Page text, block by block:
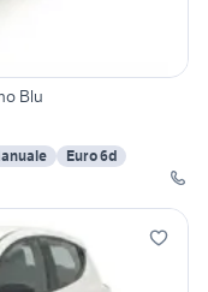
Blu
Euro 6d